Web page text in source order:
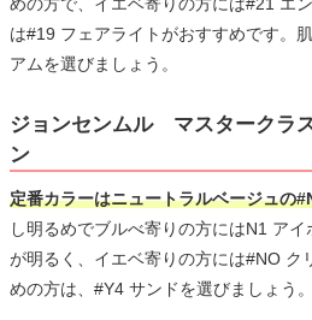
めの方で、イエベ寄りの方には#21 エ
は#19 フェアライトがおすすめです。
アムを選びましょう。
ジョンセンムル マスタークラ
ン
定番カラーはニュートラルベージュの
し明るめでブルべ寄りの方にはN1 ア
が明るく、イエベ寄りの方には#NO ク
めの方は、#Y4 サンドを選びましょう。